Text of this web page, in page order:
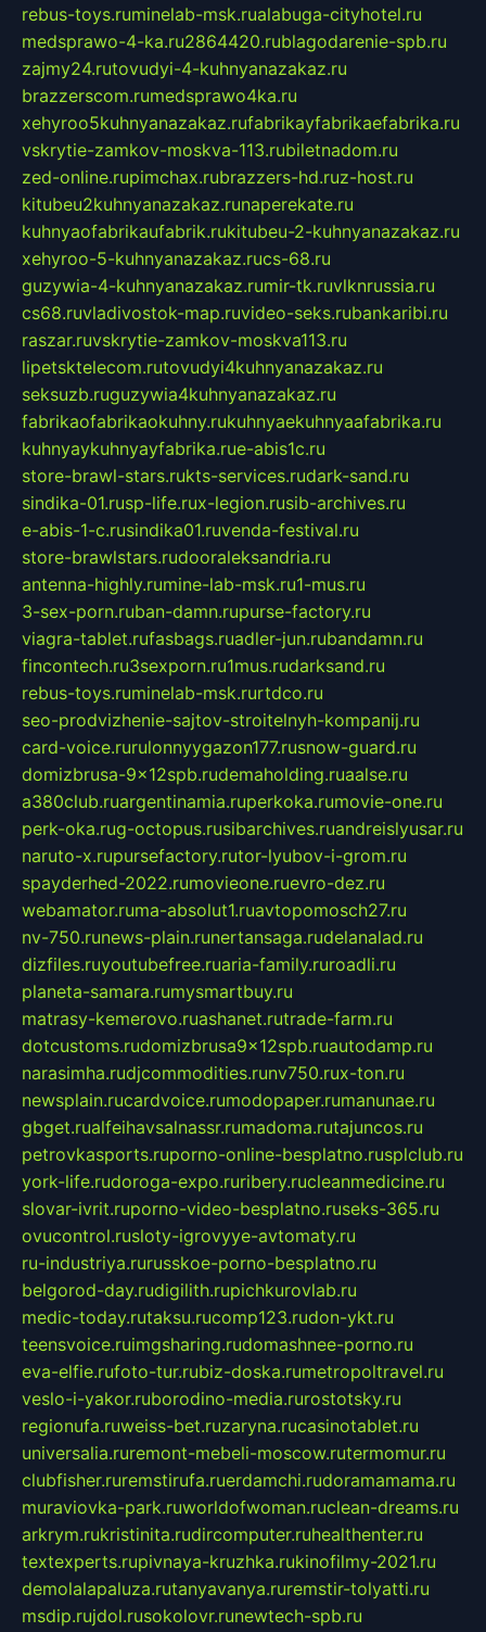
rebus-toys.ruminelab-msk.rualabuga-cityhotel.ru
medsprawo-4-ka.ru2864420.rublagodarenie-spb.ru
zajmy24.rutovudyi-4-kuhnyanazakaz.ru
brazzerscom.rumedsprawo4ka.ru
xehyroo5kuhnyanazakaz.rufabrikayfabrikaefabrika.ru
vskrytie-zamkov-moskva-113.rubiletnadom.ru
zed-online.rupimchax.rubrazzers-hd.ruz-host.ru
kitubeu2kuhnyanazakaz.runaperekate.ru
kuhnyaofabrikaufabrik.rukitubeu-2-kuhnyanazakaz.ru
xehyroo-5-kuhnyanazakaz.rucs-68.ru
guzywia-4-kuhnyanazakaz.rumir-tk.ruvlknrussia.ru
cs68.ruvladivostok-map.ruvideo-seks.rubankaribi.ru
raszar.ruvskrytie-zamkov-moskva113.ru
lipetsktelecom.rutovudyi4kuhnyanazakaz.ru
seksuzb.ruguzywia4kuhnyanazakaz.ru
fabrikaofabrikaokuhny.rukuhnyaekuhnyaafabrika.ru
kuhnyaykuhnyayfabrika.rue-abis1c.ru
store-brawl-stars.rukts-services.rudark-sand.ru
sindika-01.rusp-life.rux-legion.rusib-archives.ru
e-abis-1-c.rusindika01.ruvenda-festival.ru
store-brawlstars.rudooraleksandria.ru
antenna-highly.rumine-lab-msk.ru1-mus.ru
3-sex-porn.ruban-damn.rupurse-factory.ru
viagra-tablet.rufasbags.ruadler-jun.rubandamn.ru
fincontech.ru3sexporn.ru1mus.rudarksand.ru
rebus-toys.ruminelab-msk.rurtdco.ru
seo-prodvizhenie-sajtov-stroitelnyh-kompanij.ru
card-voice.rurulonnyygazon177.rusnow-guard.ru
domizbrusa-9x12spb.rudemaholding.ruaalse.ru
a380club.ruargentinamia.ruperkoka.rumovie-one.ru
perk-oka.rug-octopus.rusibarchives.ruandreislyusar.ru
naruto-x.rupursefactory.rutor-lyubov-i-grom.ru
spayderhed-2022.rumovieone.ruevro-dez.ru
webamator.ruma-absolut1.ruavtopomosch27.ru
nv-750.runews-plain.runertansaga.rudelanalad.ru
dizfiles.ruyoutubefree.ruaria-family.ruroadli.ru
planeta-samara.rumysmartbuy.ru
matrasy-kemerovo.ruashanet.rutrade-farm.ru
dotcustoms.rudomizbrusa9x12spb.ruautodamp.ru
narasimha.rudjcommodities.runv750.rux-ton.ru
newsplain.rucardvoice.rumodopaper.rumanunae.ru
gbget.rualfeihavsalnassr.rumadoma.rutajuncos.ru
petrovkasports.ruporno-online-besplatno.rusplclub.ru
york-life.rudoroga-expo.ruribery.rucleanmedicine.ru
slovar-ivrit.ruporno-video-besplatno.ruseks-365.ru
ovucontrol.rusloty-igrovyye-avtomaty.ru
ru-industriya.rurusskoe-porno-besplatno.ru
belgorod-day.rudigilith.rupichkurovlab.ru
medic-today.rutaksu.rucomp123.rudon-ykt.ru
teensvoice.ruimgsharing.rudomashnee-porno.ru
eva-elfie.rufoto-tur.rubiz-doska.rumetropoltravel.ru
veslo-i-yakor.ruborodino-media.rurostotsky.ru
regionufa.ruweiss-bet.ruzaryna.rucasinotablet.ru
universalia.ruremont-mebeli-moscow.rutermomur.ru
clubfisher.ruremstirufa.ruerdamchi.rudoramamama.ru
muraviovka-park.ruworldofwoman.ruclean-dreams.ru
arkrym.rukristinita.rudircomputer.ruhealthenter.ru
textexperts.rupivnaya-kruzhka.rukinofilmy-2021.ru
demolalapaluza.rutanyavanya.ruremstir-tolyatti.ru
msdip.rujdol.rusokolovr.runewtech-spb.ru